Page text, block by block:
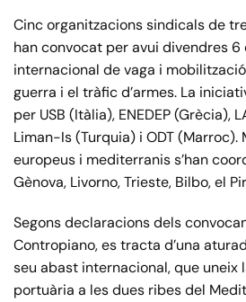
Cinc organitzacions sindicals de
han convocat per avui divendres
internacional de vaga i
guerra i el tràfic d’armes. La
per USB (Itàlia), ENEDEP (Grècia),
Liman-Is (Turquia) i ODT (Marroc).
europeus i mediterranis s’han
Gènova, Livorno, Trieste, Bilbo, el
Segons declaracions dels
Contropiano, es tracta d’una
seu abast internacional, que uneix
portuària a les dues ribes del